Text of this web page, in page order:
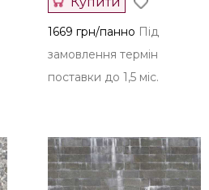
1669 грн/панно Під
замовлення термін
поставки до 1,5 міс.